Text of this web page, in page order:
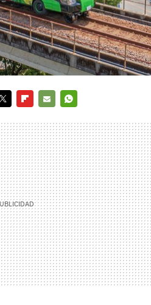
MAIL